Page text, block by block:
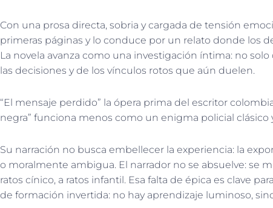
Con una prosa directa, sobria y cargada de tensión
primeras páginas y lo conduce por un relato donde los
La novela avanza como una investigación íntima: no
las decisiones y de los vínculos rotos que aún duelen.
“El mensaje perdido” la ópera prima del escritor
negra” funciona menos como un enigma policial
Su narración no busca embellecer la experiencia: la
o moralmente ambigua. El narrador no se absuelve: se
ratos cínico, a ratos infantil. Esa falta de épica es clave
de formación invertida: no hay aprendizaje luminoso,